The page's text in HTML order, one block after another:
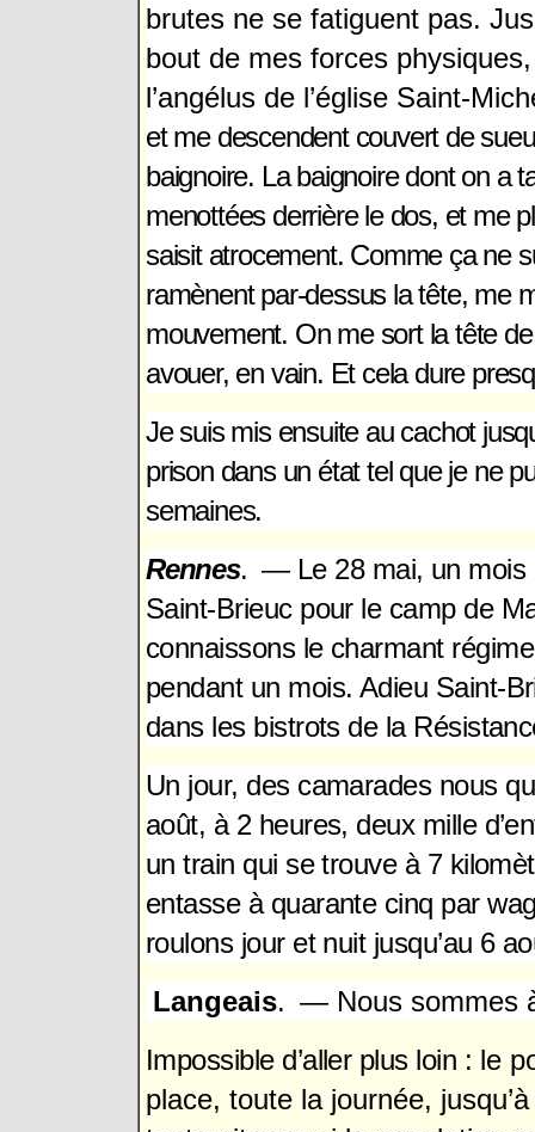
brutes ne se fatiguent pas.
bout de mes forces
l’angélus de l’église Saint-
et me descendent couvert de
baignoire. La baignoire dont on a
menottées derrière le dos, et me
saisit atrocement. Comme ça ne
ramènent par-dessus la tête, me
mouvement. On me sort la tête
avouer, en vain. Et cela dure
Je suis mis ensuite au cachot
prison dans un état tel que je ne
semaines.
Rennes. —Le 28 mai, un mois
Saint-Brieuc pour le camp de
connaissons le charmant
pendant un mois. Adieu Saint-
dans les bistrots de la
Un jour, des camarades nous
août, à 2 heures, deux mille
un train qui se trouve à 7
entasse à quarante cinq par
roulons jour et nuit jusqu’au 6
Langeais. — Nous sommes
Impossible d’aller plus loin : le
place, toute la journée,